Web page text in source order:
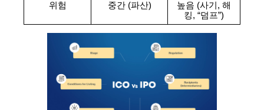
위험
중간 (파산)
높음 (사기, 해
킹, “덤프”)